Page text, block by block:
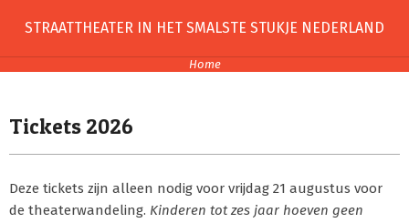
content
STRAATTHEATER IN HET SMALSTE STUKJE NEDERLAND
Home
Tickets 2026
Deze tickets zijn alleen nodig voor vrijdag 21 augustus voor
de theaterwandeling. Kinderen tot zes jaar hoeven geen